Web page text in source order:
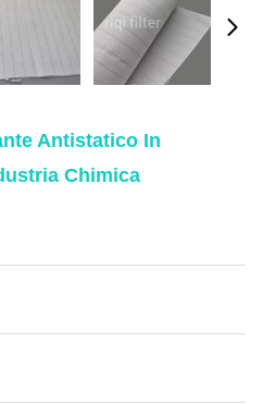
Antistatico In
Chimica